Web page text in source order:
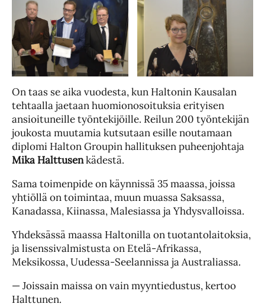
On taas se aika vuodesta, kun Haltonin Kausalan
tehtaalla jaetaan huomionosoituksia erityisen
ansioituneille työntekijöille. Reilun 200 työntekijän
joukosta muutamia kutsutaan esille noutamaan
diplomi Halton Groupin hallituksen puheenjohtaja
Mika Halttusenkädestä.
Sama toimenpide on käynnissä 35 maassa, joissa
yhtiöllä on toimintaa, muun muassa Saksassa,
Kanadassa, Kiinassa, Malesiassa ja Yhdysvalloissa.
Yhdeksässä maassa Haltonilla on tuotantolaitoksia,
ja lisenssivalmistusta on Etelä-Afrikassa,
Meksikossa, Uudessa-Seelannissa ja Australiassa.
— Joissain maissa on vain myyntiedustus, kertoo
Halttunen.